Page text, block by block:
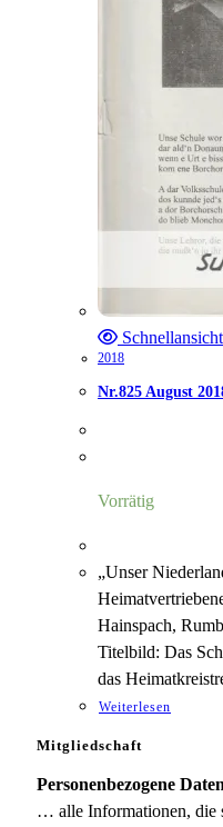
Schnellansicht
2018
Nr.825 August
Vorrätig
„Unser
Hainspach,
Titelbild: Das
das
Weiterlesen
Mitgliedschaft
Personenbezogene Daten
… alle Informationen, die